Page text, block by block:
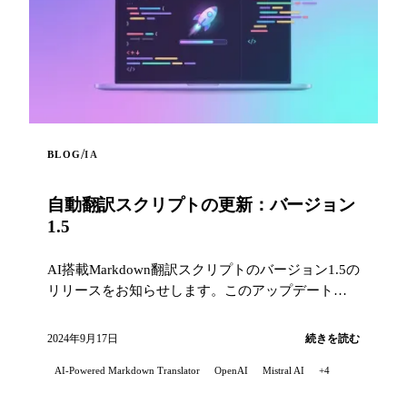
BLOG/IA
自動翻訳スクリプトの更新：バージョン
1.5
AI搭載Markdown翻訳スクリプトのバージョン1.5の
リリースをお知らせします。このアップデートは
2024年9月17日 続きを読む
AI-Powered Markdown Translator OpenAI Mistral AI +4